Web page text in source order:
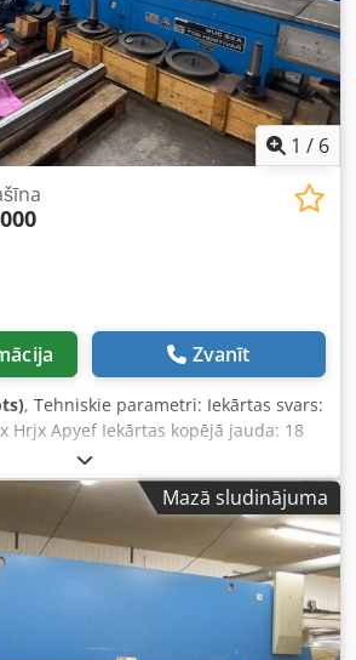
1 / 6
Zvanīt
, Tehniskie parametri: Iekārtas svars:
Hrjx Apyef Iekārtas kopējā jauda: 18
diametrs: 630 mm Attālums
mm Maksimālais apstrādājamā
kg
Mazā sludinājuma